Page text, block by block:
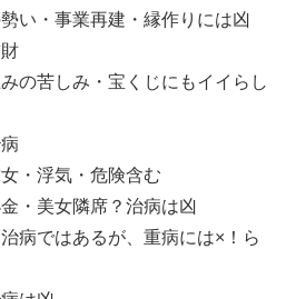
い・事業再建・縁作りには凶
の苦しみ・宝くじにもイイらし
・浮気・危険含む
・美女隣席？治病は凶
病ではあるが、重病には×！ら